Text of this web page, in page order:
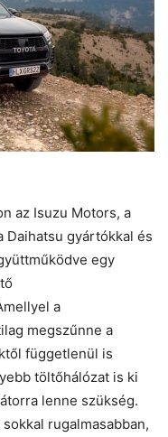
az Isuzu Motors, a
Daihatsu gyártókkal és
egy
a
megszűnne a
függetlenül is
töltőhálózat is ki
lenne szükség.
rugalmasabban,